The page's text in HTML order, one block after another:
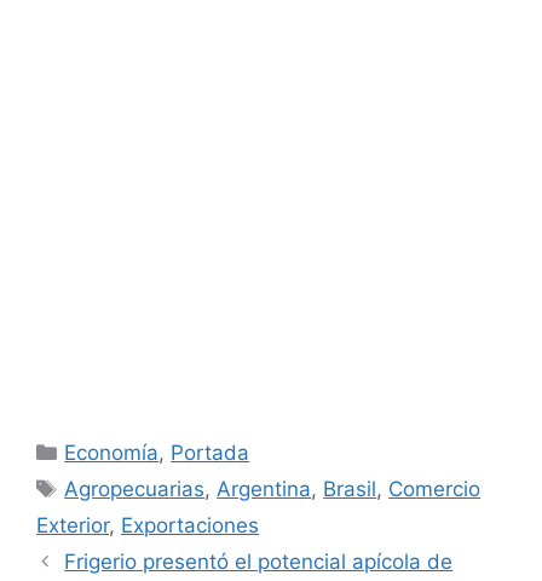
Categorías
Economía, Portada
Etiquetas
Agropecuarias,Argentina, Brasil, Comercio
Exterior, Exportaciones
Frigerio presentó el potencial apícola de